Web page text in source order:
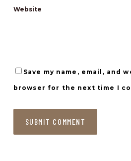
Website
Save my name, email, and
browser for the next time I